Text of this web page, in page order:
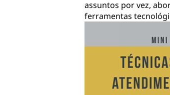
assuntos por vez,
ferramentas